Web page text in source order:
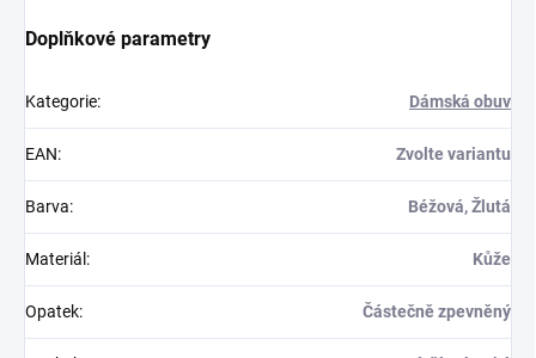
Doplňkové parametry
Kategorie: Dámská obuv
EAN: Zvolte variantu
Barva: Béžová, Žlutá
Materiál : Kůže
Opatek: Částečně zpevněný